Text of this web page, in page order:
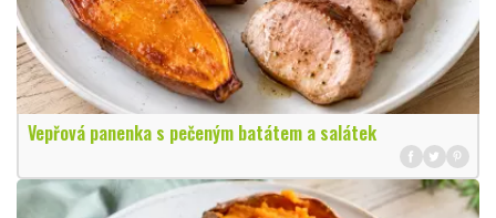
Vepřová panenka s pečeným batátem a salátek